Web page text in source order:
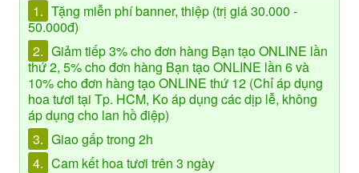
1. Tặng miễn phí banner, thiệp (trị giá 30.000 -
50.000đ)
2. Giảm tiếp 3% cho đơn hàng Bạn tạo ONLINE lần
thứ 2, 5% cho đơn hàng Bạn tạo ONLINE lần 6 và
10% cho đơn hàng tạo ONLINE thứ 12 (Chỉ áp dụng
hoa tươi tại Tp. HCM, Ko áp dụng các dịp lễ, không
áp dụng cho lan hồ điệp)
3. Giao gấp trong 2h
4. Cam kết hoa tươi trên 3 ngày